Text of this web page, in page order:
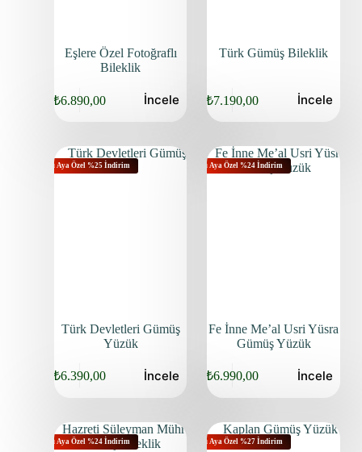
Eşlere Özel Fotoğraflı
Bileklik
₺6.890,00 İncele
Türk Gümüş Bileklik
₺7.190,00 İncele
Bu Aya Özel %25 İndirim
Türk Devletleri Gümüş
Yüzük
₺6.390,00 İncele
Bu Aya Özel %24 İndirim
Fe İnne Me’al Usri Yüsra
Gümüş Yüzük
₺6.990,00 İncele
Bu Aya Özel %24 İndirim Bu Aya Özel %27 İndirim